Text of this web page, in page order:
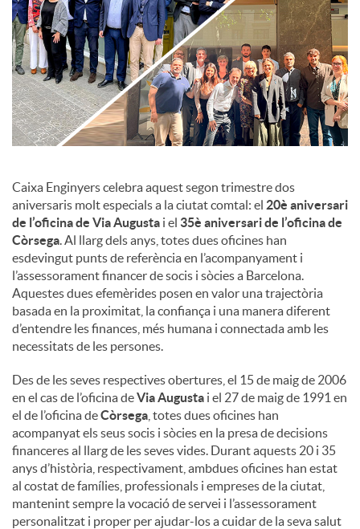
c
o
n
t
i
n
g
u
t
s
Caixa Enginyers celebra aquest segon trimestre dos
aniversaris molt especials a la ciutat comtal: el 20è aniversari
de l’oficina de Via Augusta i el 35è aniversari de l’oficina de
Còrsega. Al llarg dels anys, totes dues oficines han
esdevingut punts de referència en l’acompanyament i
l’assessorament financer de socis i sòcies a Barcelona.
Aquestes dues efemèrides posen en valor una trajectòria
basada en la proximitat, la confiança i una manera diferent
d’entendre les finances, més humana i connectada amb les
necessitats de les persones.
Des de les seves respectives obertures, el 15 de maig de 2006
en el cas de l’oficina deVia Augusta i el 27 de maig de 1991 en
el de l’oficina deCòrsega , totes dues oficines han
acompanyat els seus socis i sòcies en la presa de decisions
financeres al llarg de les seves vides. Durant aquests 20 i 35
anys d’història, respectivament, ambdues oficines han estat
al costat de famílies, professionals i empreses de la ciutat,
mantenint sempre la vocació de servei i l’assessorament
personalitzat i proper per ajudar-los a cuidar de la seva salut